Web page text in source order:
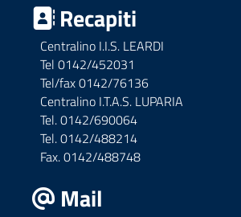
Recapiti
Centralino I.I.S. LEARDI
Tel 0142/452031
Tel/fax 0142/76136
Centralino I.T.A.S. LUPARIA
Tel. 0142/690064
Tel. 0142/488214
Fax. 0142/488748
Mail